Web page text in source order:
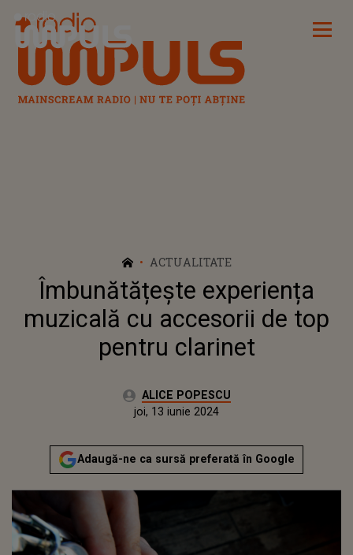
Radio Impuls
ACTUALITATE
Îmbunătățește experiența
muzicală cu accesorii de top
pentru clarinet
Autor:ALICE POPESCU
Publicat:
joi, 13 iunie 2024
Adaugă-ne ca sursă preferată în Google